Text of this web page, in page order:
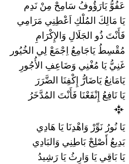
عَفُوُّ يَارَؤُوفُ سَامِحْ مِنْ نَدِم
يَا مَالِكَ المُلْكِ اَعْطِنِي مَرَامِي
فَأَنْتَ ذُو الجَلَالِ وَالإِكْرَامِ
مُقْسِطُ يَاجَامِعُ اِجْمَعْ لِي الخُيُور
غَنِيُّ يَا مُغْنِي وَضَاعِفِ الأُجُورِ
يَامَانِعُ يَاضَارُّ إِكْفِنَا الضَّرَرَ
يَا نَافِعُ إِنْفَعْنَا فَأَنْتَ المُدَّخَرُ
يَا نُورُ نَوِّرْ وَاهْدِنَا يَا هَادِي
بَدِيعُ أَصْلِحْ بَاطِنِي وَالبَادِي
يَا بَاقِي يَا وَارِثُ يَا رَشِيدُ